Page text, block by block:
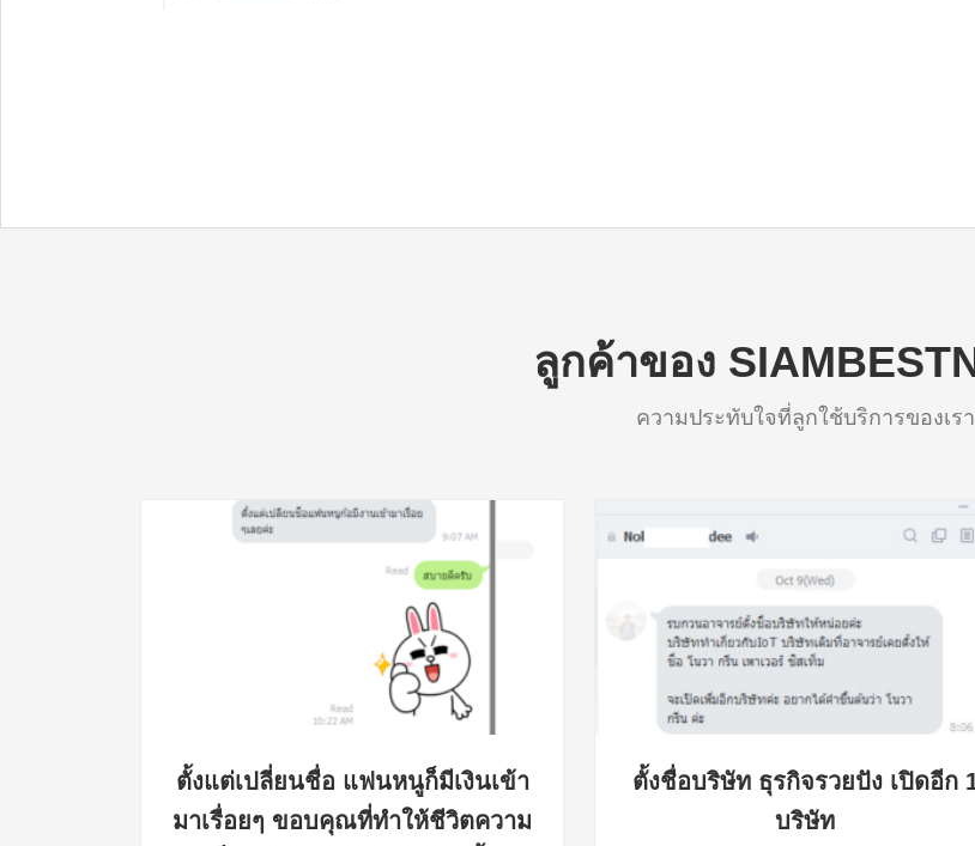
ลูกค้าของ
ความประทับใจที่ลูกใช้บริการของเรา
ตั้งชื่อบริษัท ธุรกิจรวยปัง เปิดอีก
บริษัท
ตั้งแต่เปลี่ยนชื่อ แฟนหนูก็มีเงินเข้า
มาเรื่อยๆ ขอบคุณที่ทำให้ชีวิตความ